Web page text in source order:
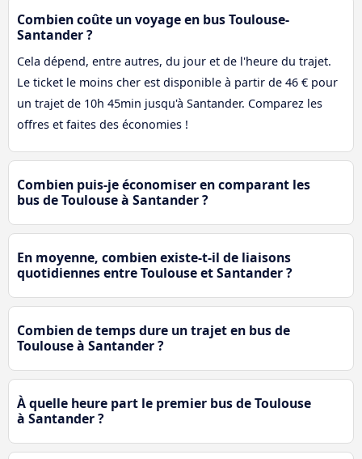
Combien coûte un voyage en bus Toulouse-
Santander ?
Cela dépend, entre autres, du jour et de l'heure du trajet.
Le ticket le moins cher est disponible à partir de 46 € pour
un trajet de 10h 45min jusqu'à Santander. Comparez les
offres et faites des économies !
Combien puis-je économiser en comparant les
bus de Toulouse à Santander ?
En moyenne, combien existe-t-il de liaisons
quotidiennes entre Toulouse et Santander ?
Combien de temps dure un trajet en bus de
Toulouse à Santander ?
À quelle heure part le premier bus de Toulouse
à Santander ?